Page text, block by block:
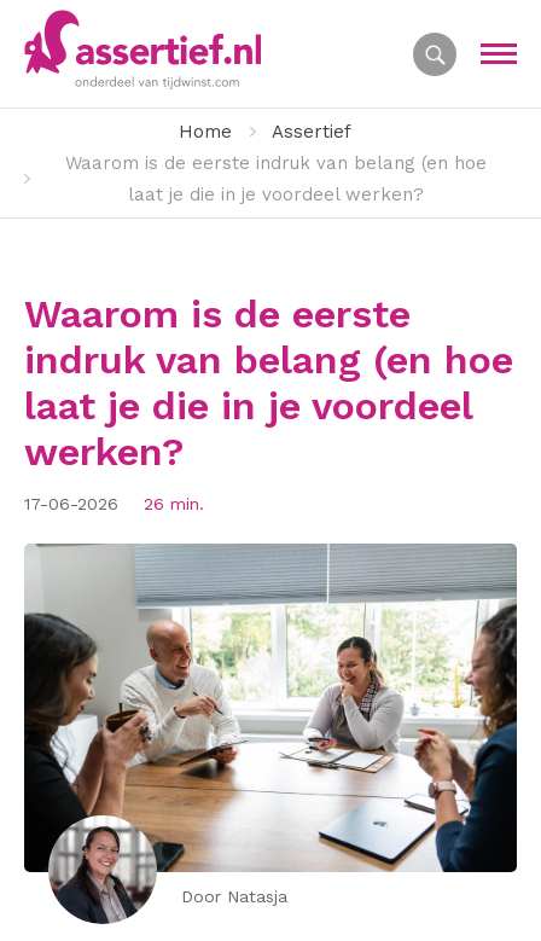
Home
Assertief
Waarom is de eerste indruk van belang (en hoe
laat je die in je voordeel werken?
Waarom is de eerste
indruk van belang (en hoe
laat je die in je voordeel
werken?
17-06-2026 26 min.
Door Natasja